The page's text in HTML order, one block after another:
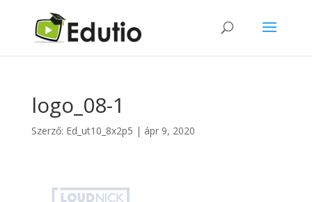
logo_08-1
Szerző: Ed_ut10_8x2p5 | ápr 9, 2020